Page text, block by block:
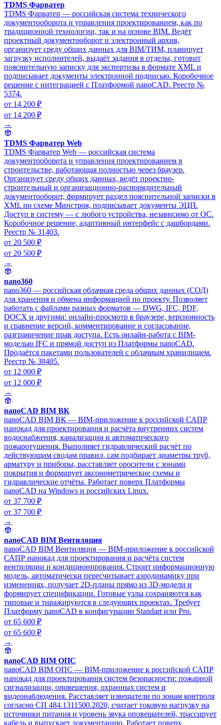
TDMS Фарватер
TDMS Фарватер — российская система технического
документооборота и управления проектированием, как по
традиционной технологии, так и на основе BIM. Ведёт
проектный документооборот и электронный архив,
организует среду общих данных для BIM/ТИМ, планирует
загрузку исполнителей, выдаёт задания в отделы, готовит
пояснительную записку для экспертизы в формате XML и
подписывает документы электронной подписью. Коробочное
решение с интеграцией с Платформой nanoCAD. Реестр №
5374.
от 14 200 ₽
от 14 200 ₽
→
TDMS Фарватер Web
TDMS Фарватер Web — российская система
документооборота и управления проектированием в
строительстве, работающая полностью через браузер.
Организует среду общих данных, ведёт проектно-
строительный и организационно-распорядительный
документооборот, формирует раздел пояснительной записки в
XML по схеме Минстроя, подписывает документы ЭЦП.
Доступ в систему — с любого устройства, независимо от ОС.
Коробочное решение, адаптивный интерфейс с дашбордами.
Реестр № 31403.
от 20 500 ₽
от 20 500 ₽
→
nano360
nano360 — российская облачная среда общих данных (СОД)
для хранения и обмена информацией по проекту. Позволяет
работать с файлами разных форматов — DWG, IFC, PDF,
DOCX и другими: онлайн-просмотр в браузере, версионность
и сравнение версий, комментирование и согласование,
разграничение прав доступа. Есть онлайн-работа с BIM-
моделью IFC и прямой доступ из Платформы nanoCAD.
Продаётся пакетами пользователей с облачным хранилищем.
Реестр № 30405.
от 12 000 ₽
от 12 000 ₽
→
nanoCAD BIM ВК
nanoCAD BIM ВК — BIM-приложение к российской САПР
нанокад для проектирования и расчёта внутренних систем
водоснабжения, канализации и автоматического
пожаротушения. Выполняет гидравлический расчёт по
действующим сводам правил, сам подбирает диаметры труб,
арматуру и приборы, расставляет оросители с зонами
покрытия и формирует аксонометрические схемы и
гидравлические отчёты. Работает поверх Платформы
nanoCAD на Windows и российских Linux.
от 37 700 ₽
от 37 700 ₽
→
nanoCAD BIM Вентиляция
nanoCAD BIM Вентиляция — BIM-приложение к российской
САПР нанокад для проектирования и расчёта систем
вентиляции и кондиционирования. Строит информационную
модель, автоматически пересчитывает аэродинамику при
изменениях, получает 2D-планы прямо из 3D-модели и
формирует спецификации. Готовые узлы сохраняются как
типовые и тиражируются в следующих проектах. Требует
Платформу nanoCAD в конфигурации Standart или Pro.
от 65 600 ₽
от 65 600 ₽
→
nanoCAD BIM ОПС
nanoCAD BIM ОПС — BIM-приложение к российской САПР
нанокад для проектирования систем безопасности: пожарной
сигнализации, оповещения, охранных систем и
видеонаблюдения. Расставляет извещатели по зонам контроля
согласно СП 484.1311500.2020, считает токовую нагрузку на
источники питания и уровень звука оповещателей, трассирует
кабель и выпускает документацию. Работает поверх